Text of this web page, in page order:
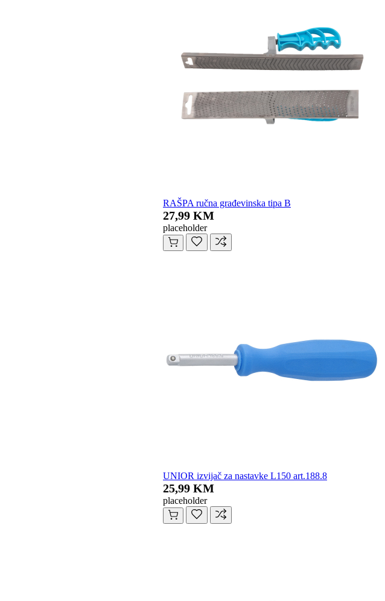
RAŠPA ručna građevinska tipa B
27,99 KM
placeholder
UNIOR izvijač za nastavke L150 art.188.8
25,99 KM
placeholder